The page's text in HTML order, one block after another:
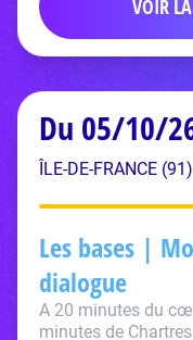
VOIR
Du 05/10/
ÎLE-DE-FRANCE (91)
Les bases |
dialogue
A 20 minutes du
minutes de